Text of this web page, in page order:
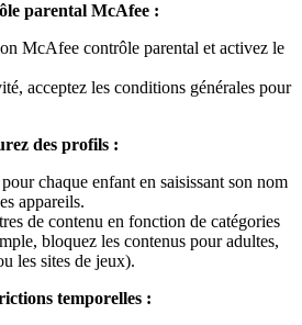
parental McAfee :
McAfee contrôle parental et activez le
acceptez les conditions générales pour
des profils :
chaque enfant en saisissant son nom
appareils.
de contenu en fonction de catégories
bloquez les contenus pour adultes,
les sites de jeux).
temporelles :